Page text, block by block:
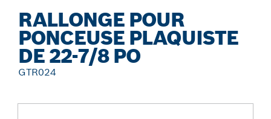
RALLONGE POUR
PONCEUSE PLAQUISTE
DE 22-7/8 PO
GTR024